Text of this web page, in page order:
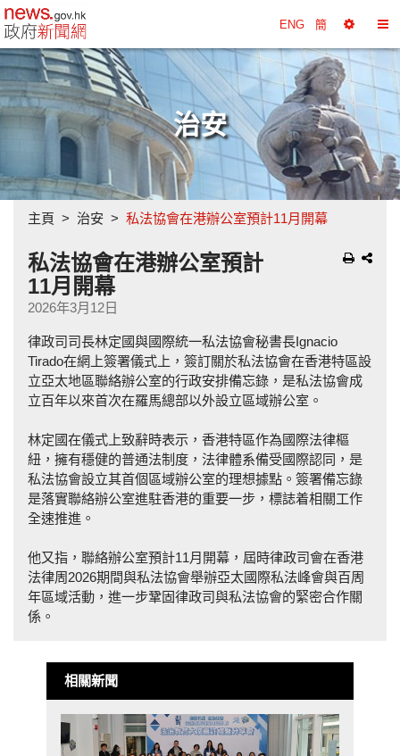
政府新聞網主頁 ENG 簡
擇
換
目
錄
治安
主頁 治安 私法協會在港辦公室預計11月開幕
私法協會在港辦公室預計
11月開幕
2026年3月12日
律政司司長林定國與國際統一私法協會秘書長Ignacio
Tirado在網上簽署儀式上，簽訂關於私法協會在香港特區設
立亞太地區聯絡辦公室的行政安排備忘錄，是私法協會成
立百年以來首次在羅馬總部以外設立區域辦公室。
林定國在儀式上致辭時表示，香港特區作為國際法律樞
紐，擁有穩健的普通法制度，法律體系備受國際認同，是
私法協會設立其首個區域辦公室的理想據點。簽署備忘錄
是落實聯絡辦公室進駐香港的重要一步，標誌着相關工作
全速推進。
他又指，聯絡辦公室預計11月開幕，屆時律政司會在香港
法律周2026期間與私法協會舉辦亞太國際私法峰會與百周
年區域活動，進一步鞏固律政司與私法協會的緊密合作關
係。
相關新聞